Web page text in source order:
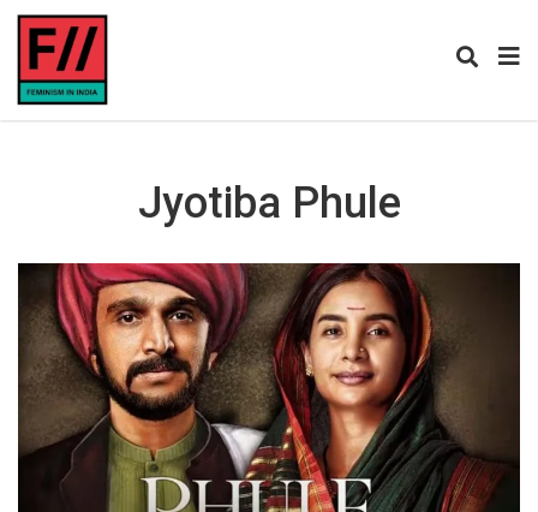
Jyotiba Phule